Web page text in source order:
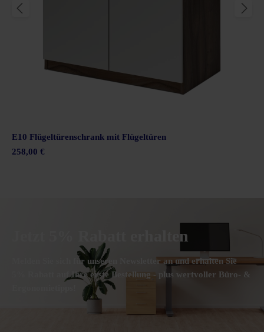
E10 Flügeltürenschrank mit Flügeltüren
258,00 €
Jetzt 5% Rabatt erhalten
Melden Sie sich für unseren Newsletter an und erhalten Sie
5% Rabatt auf Ihre erste Bestellung - plus wertvoller Büro- &